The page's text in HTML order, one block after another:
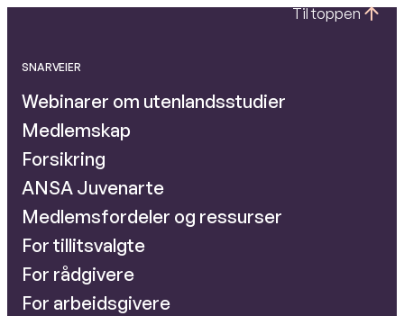
SNARVEIER
Webinarer om utenlandsstudier
Medlemskap
Forsikring
ANSA Juvenarte
Medlemsfordeler og ressurser
For tillitsvalgte
For rådgivere
For arbeidsgivere
Til toppen